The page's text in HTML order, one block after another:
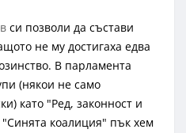
си позволи да състави
не му достигаха едва
В парламента
(някои не само
като "Ред, законност и
коалиция" пък хем